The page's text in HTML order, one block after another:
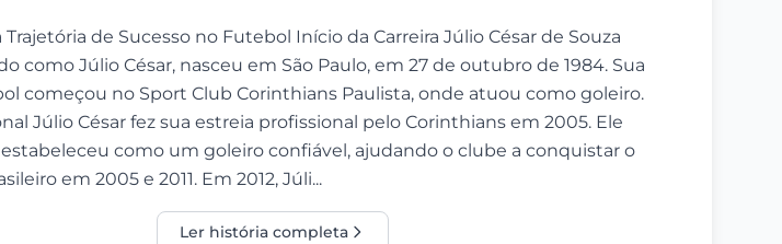
Trajetória de Sucesso no Futebol Início da Carreira Júlio César de Souza
como Júlio César, nasceu em São Paulo, em 27 de outubro de 1984. Sua
começou no Sport Club Corinthians Paulista, onde atuou como goleiro.
Júlio César fez sua estreia profissional pelo Corinthians em 2005. Ele
como um goleiro confiável, ajudando o clube a conquistar o
em 2005 e 2011. Em 2012, Júli...
Ler história completa